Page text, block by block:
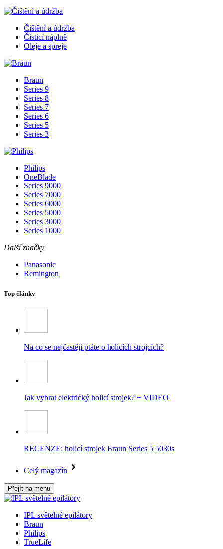
Čištění a údržba
Čisticí náplně
Oleje a spreje
Braun
Series 9
Series 8
Series 7
Series 6
Series 5
Series 3
Philips
OneBlade
Series 9000
Series 7000
Series 6000
Series 5000
Series 3000
Series 1000
Další značky
Panasonic
Remington
Top články
Na co se nejčastěji ptáte o holicích strojcích?
Jak vybrat elektrický holicí strojek? + VIDEO
RECENZE: holicí strojek Braun Series 5 5030s
Celý magazín
Přejít na menu
IPL světelné epilátory
Braun
Philips
TrueLife